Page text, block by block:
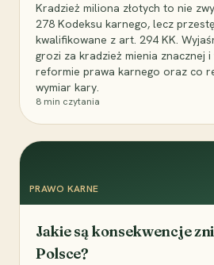
Kradzież miliona złotych to nie
278 Kodeksu karnego, lecz
kwalifikowane z art. 294 KK.
grozi za kradzież mienia znacznej
reformie prawa karnego oraz co
wymiar kary.
8 min czytania
PRAWO KARNE
Jakie są konsekwencje
Polsce?